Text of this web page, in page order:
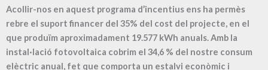
Acollir-nos en aquest programa d’incentius ens ha permès
rebre el suport financer del 35% del cost del projecte, en el
que produïm aproximadament 19.577 kWh anuals. Amb la
instal·lació fotovoltaica cobrim el 34,6 % del nostre consum
elèctric anual, fet que comporta un estalvi econòmic i